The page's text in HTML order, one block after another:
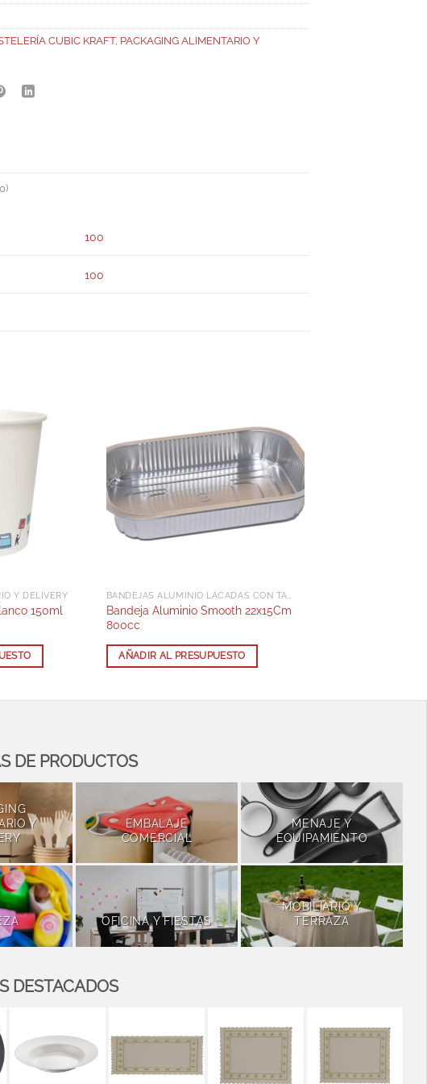
CUBIC KRAFT, PACKAGING ALIMENTARIO Y
100
100
Y DELIVERY
150ml
BANDEJAS ALUMINIO LACADAS CON TAPA RPET
Bandeja Aluminio Smooth 22x15Cm
800cc
AÑADIR AL PRESUPUESTO
DE PRODUCTOS
Y
EMBALAJE
COMERCIAL
MENAJE Y
EQUIPAMIENTO
OFICINA Y FIESTAS
MOBILIARIO Y
TERRAZA
DESTACADOS